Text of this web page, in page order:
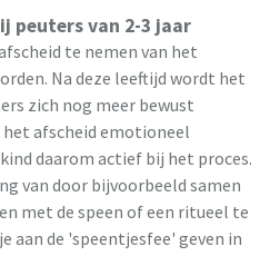
peuters van 2-3 jaar
te nemen van het
Na deze leeftijd wordt het
zich nog meer bewust
het afscheid emotioneel
daarom actief bij het proces.
van door bijvoorbeeld samen
met de speen of een ritueel te
aan de 'speentjesfee' geven in